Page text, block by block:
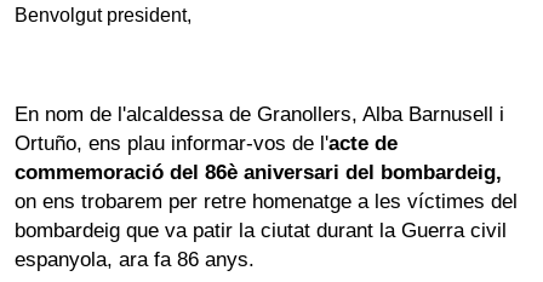
Benvolgut president,
En nom de l'alcaldessa de Granollers, Alba Barnusell i
Ortuño, ens plau informar-vos de l'acte de
commemoració del 86è aniversari del bombardeig,
on ens trobarem per retre homenatge a les víctimes del
bombardeig que va patir la ciutat durant la Guerra civil
espanyola, ara fa 86 anys.